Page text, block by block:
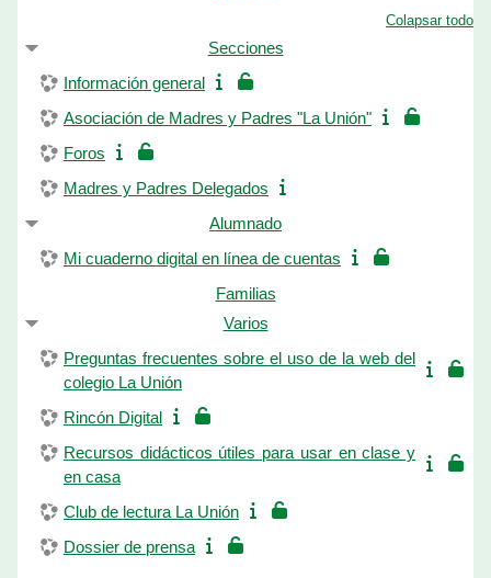
Colapsar todo
Secciones
Información general
Asociación de Madres y Padres "La Unión"
Foros
Madres y Padres Delegados
Alumnado
Mi cuaderno digital en línea de cuentas
Familias
Varios
Preguntas frecuentes sobre el uso de la web del
colegio La Unión
Rincón Digital
Recursos didácticos útiles para usar en clase y
en casa
Club de lectura La Unión
Dossier de prensa